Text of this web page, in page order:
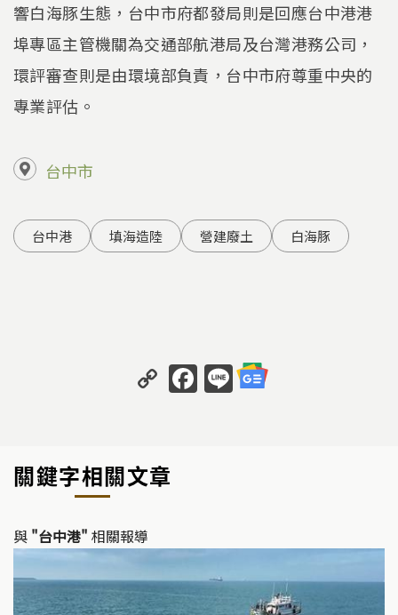
響白海豚生態，台中市府都發局則是回應台中港港
埠專區主管機關為交通部航港局及台灣港務公司，
環評審查則是由環境部負責，台中市府尊重中央的
專業評估。
台中市
台中港 填海造陸 營建廢土 白海豚
C
o
y
Li
k
F
a
o
k
Li
n
關鍵字相關文章
與 "台中港" 相關報導